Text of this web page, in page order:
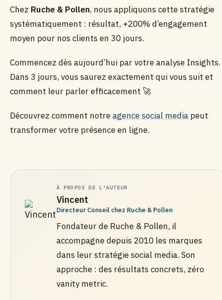
Chez Ruche & Pollen, nous appliquons cette stratégie
systématiquement : résultat, +200% d’engagement
moyen pour nos clients en 30 jours.
Commencez dès aujourd’hui par votre analyse Insights.
Dans 3 jours, vous saurez exactement qui vous suit et
comment leur parler efficacement 🚀
Découvrez comment notreagence social media peut
transformer votre présence en ligne.
À PROPOS DE L'AUTEUR
Vincent
Directeur Conseil chez Ruche & Pollen
Fondateur de Ruche & Pollen, il
accompagne depuis 2010 les marques
dans leur stratégie social media. Son
approche : des résultats concrets, zéro
vanity metric.